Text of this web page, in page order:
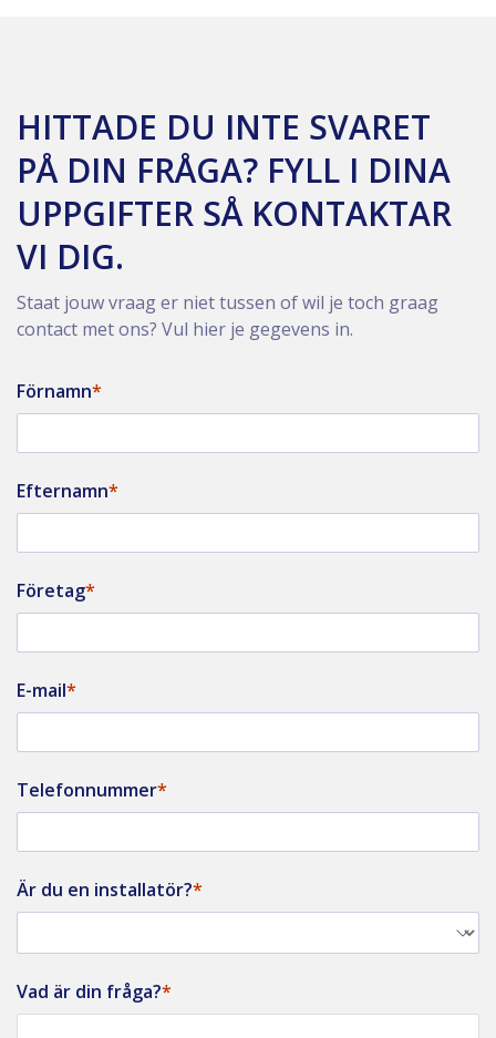
HITTADE DU INTE SVARET
PÅ DIN FRÅGA? FYLL I DINA
UPPGIFTER SÅ KONTAKTAR
VI DIG.
Staat jouw vraag er niet tussen of wil je toch graag
contact met ons? Vul hier je gegevens in.
Förnamn
Efternamn
Företag
E-mail
Telefonnummer
Är du en installatör?
Vad är din fråga?